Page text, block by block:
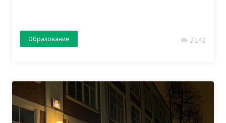
Образование 2142